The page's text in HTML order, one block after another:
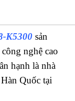
K5300 sản
nghệ cao
hạnh là nhà
Quốc tại